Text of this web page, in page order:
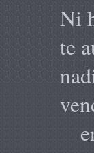
Ni
te